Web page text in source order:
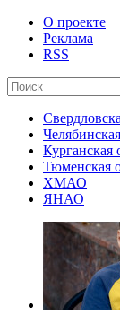
О проекте
Реклама
RSS
Курганская
Тюменская
ХМАО
ЯНАО